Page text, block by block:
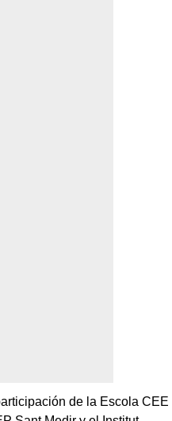
de la Escola CEE